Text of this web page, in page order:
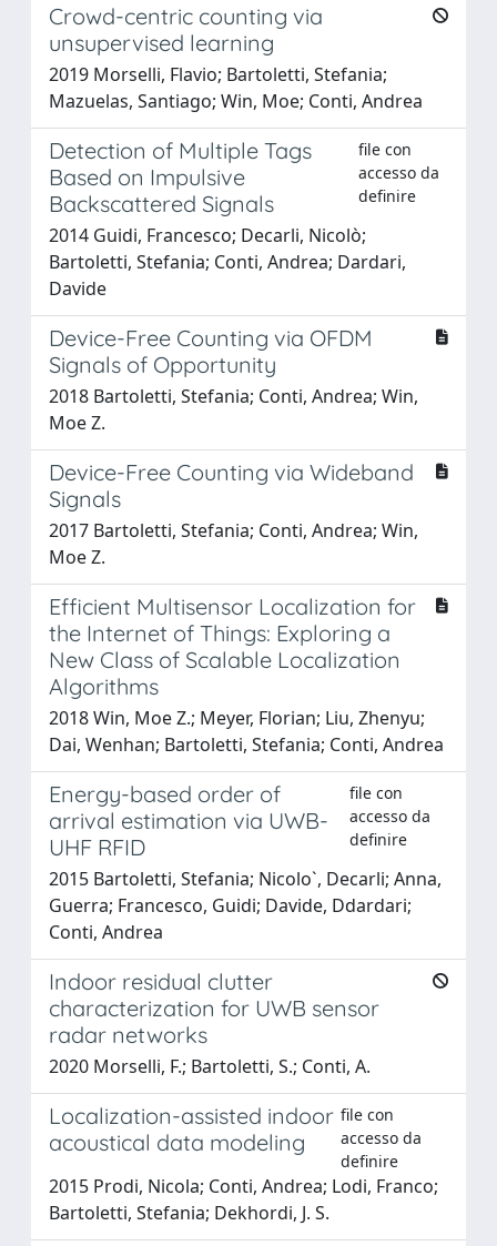
Crowd-centric counting via
unsupervised learning
2019 Morselli, Flavio; Bartoletti, Stefania;
Mazuelas, Santiago; Win, Moe; Conti, Andrea
Detection of Multiple Tags
Based on Impulsive
Backscattered Signals
file con
accesso da
definire
2014 Guidi, Francesco; Decarli, Nicolò;
Bartoletti, Stefania; Conti, Andrea; Dardari,
Davide
Device-Free Counting via OFDM
Signals of Opportunity
2018 Bartoletti, Stefania; Conti, Andrea; Win,
Moe Z.
Device-Free Counting via Wideband
Signals
2017 Bartoletti, Stefania; Conti, Andrea; Win,
Moe Z.
Efficient Multisensor Localization for
the Internet of Things: Exploring a
New Class of Scalable Localization
Algorithms
2018 Win, Moe Z.; Meyer, Florian; Liu, Zhenyu;
Dai, Wenhan; Bartoletti, Stefania; Conti, Andrea
Energy-based order of
arrival estimation via UWB-
UHF RFID
file con
accesso da
definire
2015 Bartoletti, Stefania; Nicolo`, Decarli; Anna,
Guerra; Francesco, Guidi; Davide, Ddardari;
Conti, Andrea
Indoor residual clutter
characterization for UWB sensor
radar networks
2020 Morselli, F.; Bartoletti, S.; Conti, A.
Localization-assisted indoor
acoustical data modeling
file con
accesso da
definire
2015 Prodi, Nicola; Conti, Andrea; Lodi, Franco;
Bartoletti, Stefania; Dekhordi, J. S.